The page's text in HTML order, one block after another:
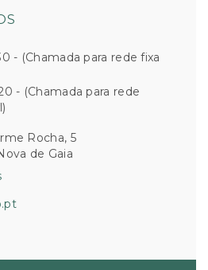
- (Chamada para rede fixa
- (Chamada para rede
Rocha, 5
de Gaia